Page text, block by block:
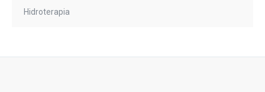
Hidroterapia